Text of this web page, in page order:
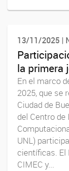
13/11/2025 |
la primera
En el marco
2025, que se
Ciudad de
del Centro
UNL)
científicas. El
CIMEC y...